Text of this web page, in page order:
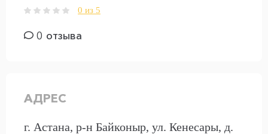
0 из 5
0 отзыва
АДРЕС
г. Астана, р-н Байконыр, ул. Кенесары, д.